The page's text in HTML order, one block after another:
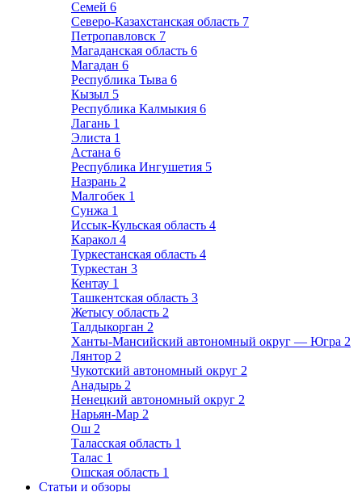
Семей 6
Северо-Казахстанская область 7
Петропавловск 7
Магаданская область 6
Магадан 6
Республика Тыва 6
Кызыл 5
Республика Калмыкия 6
Лагань 1
Элиста 1
Астана 6
Республика Ингушетия 5
Назрань 2
Малгобек 1
Сунжа 1
Иссык-Кульская область 4
Каракол 4
Туркестанская область 4
Туркестан 3
Кентау 1
Ташкентская область 3
Жетысу область 2
Талдыкорган 2
Ханты-Мансийский автономный округ — Югра 2
Лянтор 2
Чукотский автономный округ 2
Анадырь 2
Ненецкий автономный округ 2
Нарьян-Мар 2
Ош 2
Таласская область 1
Талас 1
Ошская область 1
Статьи и обзоры